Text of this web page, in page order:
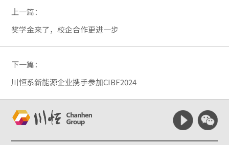
上一篇：
奖学金来了，校企合作更进一步
下一篇：
川恒系新能源企业携手参加CIBF2024